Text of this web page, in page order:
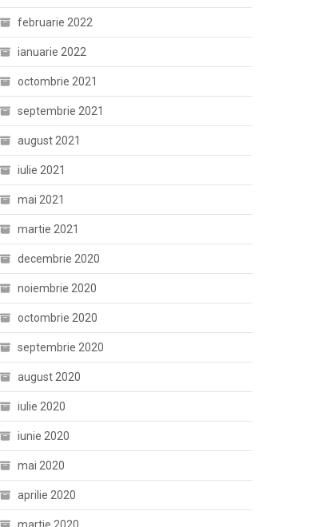
februarie 2022
ianuarie 2022
octombrie 2021
septembrie 2021
august 2021
iulie 2021
mai 2021
martie 2021
decembrie 2020
noiembrie 2020
octombrie 2020
septembrie 2020
august 2020
iulie 2020
iunie 2020
mai 2020
aprilie 2020